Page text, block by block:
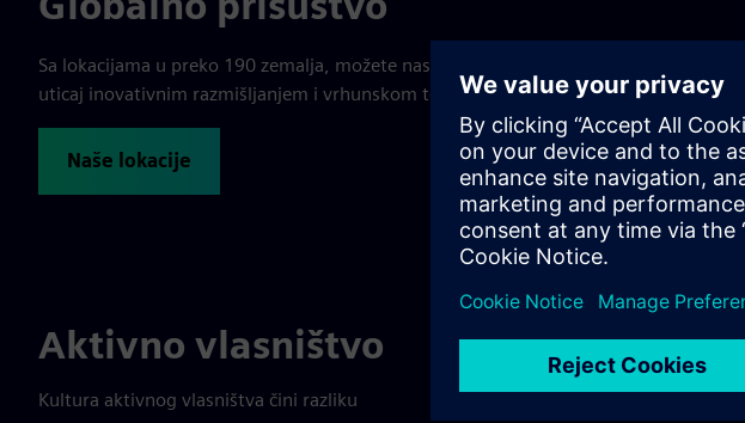
Sa lokacijama u preko 190 zemalja, možete nas naći skoro svuda. Saznajte kako
uticaj inovativnim razmišljanjem i vrhunskom tehnologijom.
Naše lokacije
Aktivno vlasništvo
Kultura aktivnog vlasništva čini razliku